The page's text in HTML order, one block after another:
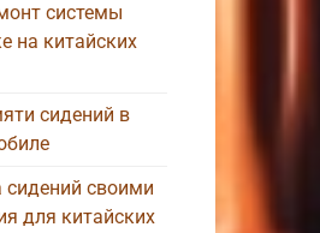
системы
на китайских
сидений в
сидений своими
для китайских